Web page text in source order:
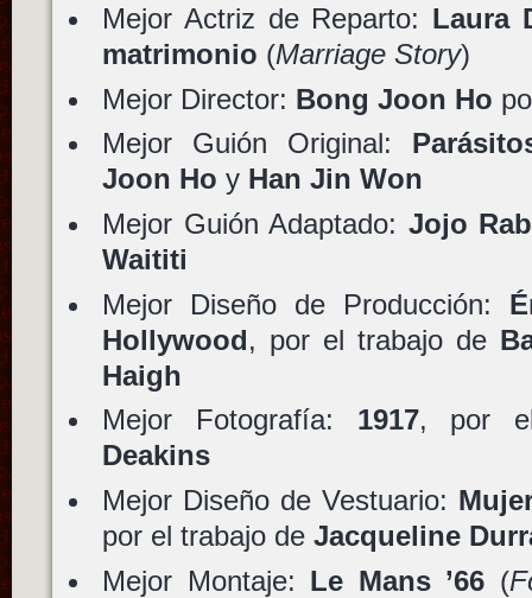
Mejor Actriz de Reparto: Laura
matrimonio (Marriage Story)
Mejor Director: Bong Joon Ho
Mejor Guión Original:
Joon Ho y Han Jin Won
Mejor Guión Adaptado: Jojo
Waititi
Mejor Diseño de Producción:
Hollywood, por el trabajo de
Haigh
Mejor Fotografía: 1917, por
Deakins
Mejor Diseño de Vestuario:
por el trabajo deJacqueline
Mejor Montaje: Le Mans ’66 (